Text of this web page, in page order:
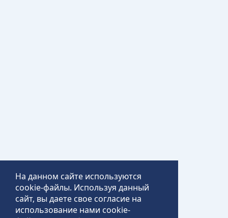
На данном сайте используются
cookie-файлы. Используя данный
сайт, вы даете свое согласие на
использование нами cookie-